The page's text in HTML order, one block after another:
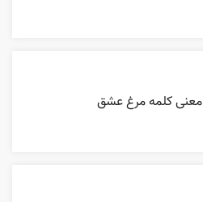
معنی کلمه مرغ عشق